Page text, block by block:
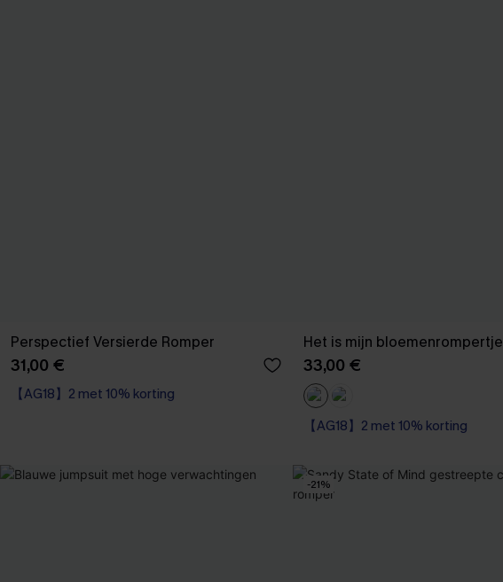
Perspectief Versierde Romper
31,00 €
【AG18】2 met 10% korting
Het is mijn bloemenrompertje
33,00 €
【AG18】2 met 10% korting
-21%